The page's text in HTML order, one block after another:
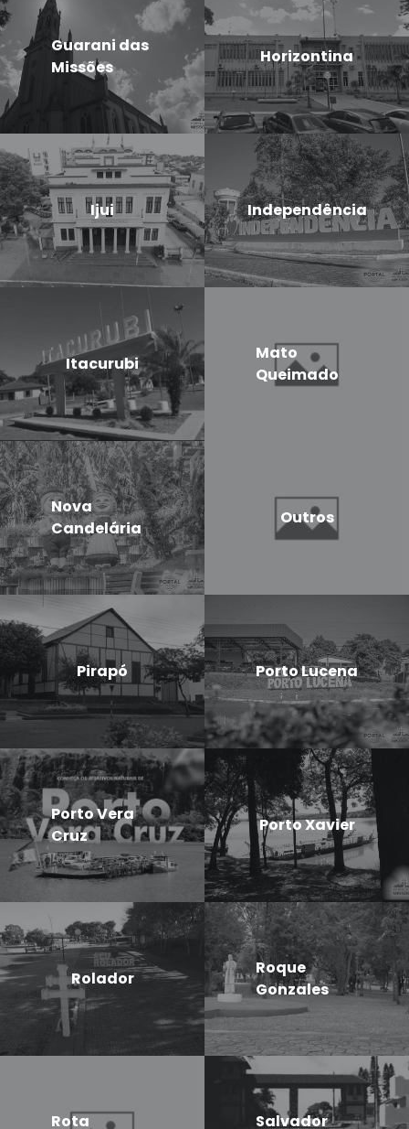
Guarani das
Missões
Horizontina
Ijui Independência
Itacurubi
Mato
Queimado
Nova
Candelária
Outros
Pirapó Porto Lucena
Porto Vera
Cruz
Porto Xavier
Rolador
Roque
Gonzales
Rota Salvador